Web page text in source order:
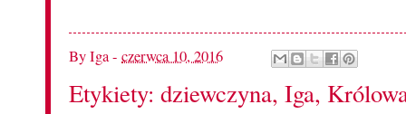
ByIga- czerwca 10, 2016
Etykiety: dziewczyna, Iga,